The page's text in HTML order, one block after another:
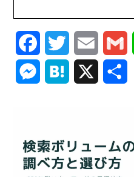
FacebookTwitterEmail
Messenger
Hatena